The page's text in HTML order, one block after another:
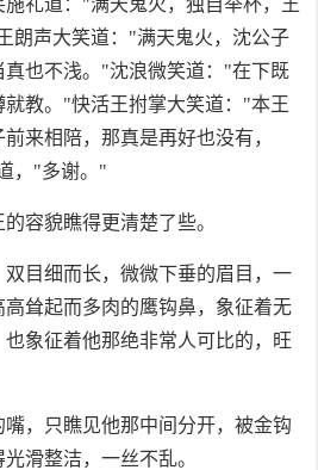
礼道："满天鬼火，独自举杯，王
朗声大笑道："满天鬼火，沈公子
也不浅。"沈浪微笑道："在下既
教。"快活王拊掌大笑道："本王
来相陪，那真是再好也没有，
，"多谢。"
容貌瞧得更清楚了些。
双目细而长，微微下垂的眉目，一
耸起而多肉的鹰钩鼻，象征着无
象征着他那绝非常人可比的，旺
，只瞧见他那中间分开，被金钩
滑整洁，一丝不乱。